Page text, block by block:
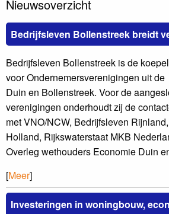
Nieuwsoverzicht
Bedrijfsleven Bollenstreek breidt
Bedrijfsleven Bollenstreek is de koepel
voor Ondernemersverenigingen uit de
Duin en Bollenstreek. Voor de
verenigingen onderhoudt zij de
met VNO/NCW, Bedrijfsleven
Holland, Rijkswaterstaat MKB
Overleg wethouders Economie Duin
[Meer]
Investeringen in woningbouw,